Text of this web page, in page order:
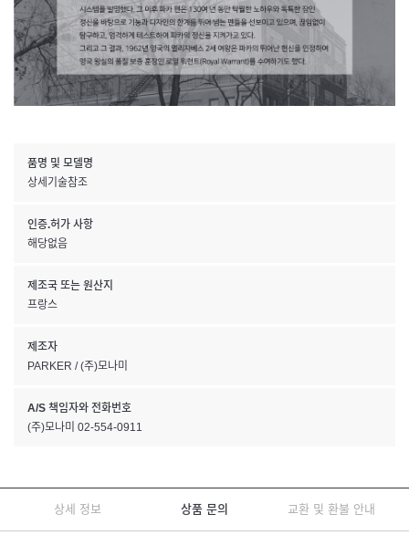
품명 및 모델명
상세기술참조
인증.허가 사항
해당없음
제조국 또는 원산지
프랑스
제조자
PARKER / (주)모나미
A/S 책임자와 전화번호
(주)모나미 02-554-0911
상세 정보 상품 문의 교환 및 환불 안내